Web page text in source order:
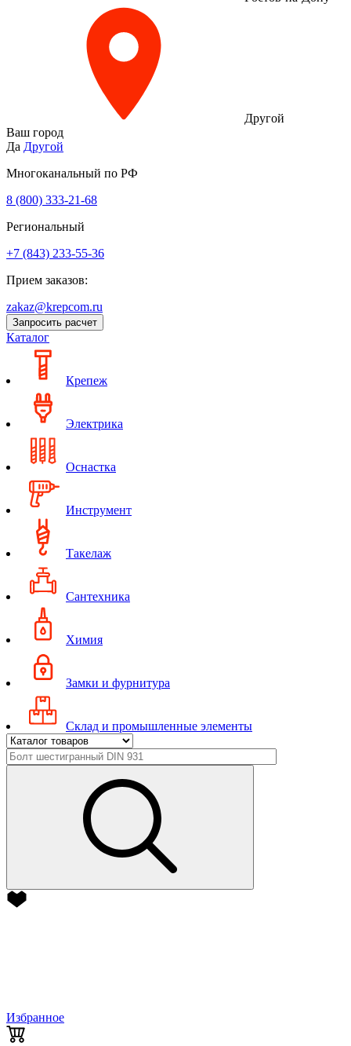
Другой
Ваш город
Да Другой
Многоканальный по РФ
8 (800) 333‑21-68
Региональный
+7 (843) 233-55-36
Прием заказов:
zakaz@krepcom.ru
Запросить расчет
Каталог
Крепеж
Электрика
Оснастка
Инструмент
Такелаж
Сантехника
Химия
Замки и фурнитура
Склад и промышленные элементы
Избранное